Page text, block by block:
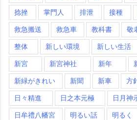
捻挫 掌門人 排泄 接種
救急搬送 救急車 教科書 敬
整体 新しい環境 新しい生活
新宮 新宮神社 新年
新緑がきれい 新聞 新車 方
日々精進 日之本元極 日月神
日牟禮八幡宮 明るい話 明るく